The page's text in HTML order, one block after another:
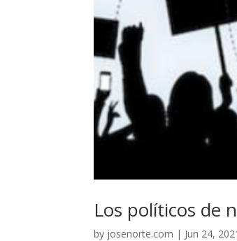
Los políticos de
by josenorte.com | Jun 24,